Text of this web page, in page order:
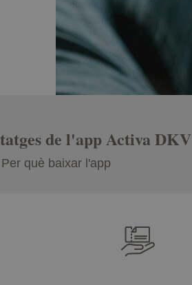
de l'app Activa DKV
Per què baixar l'app